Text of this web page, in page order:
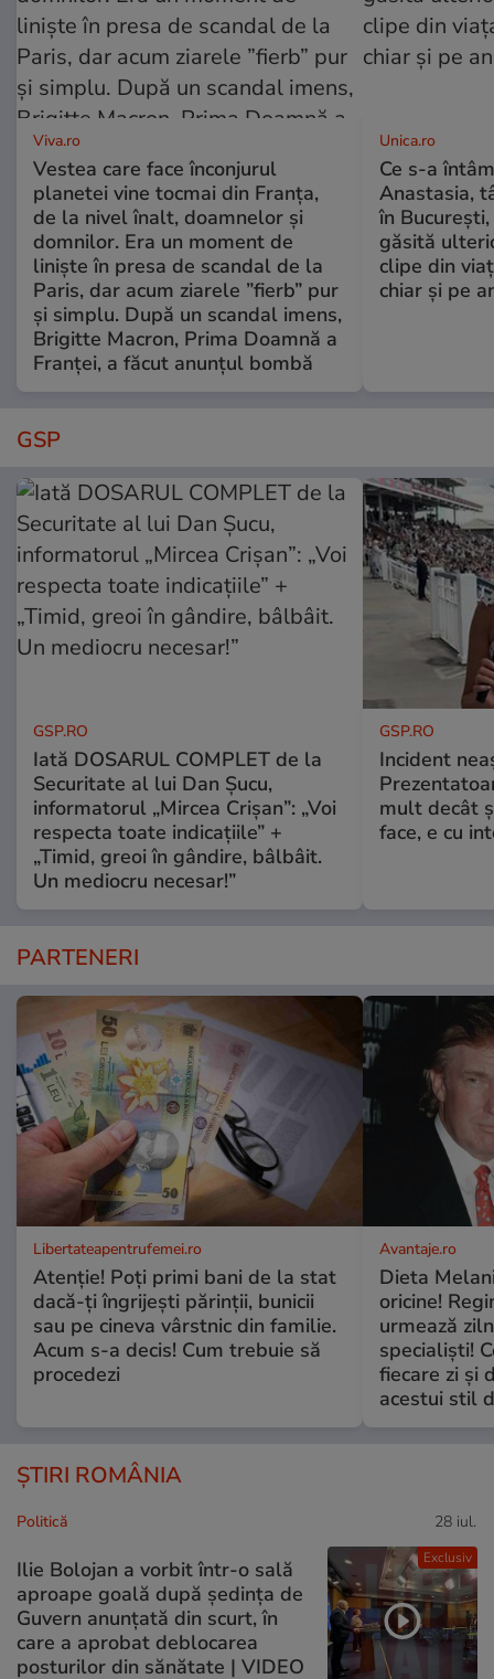
Viva.ro
Vestea care face înconjurul
planetei vine tocmai din Franța,
de la nivel înalt, doamnelor și
domnilor. Era un moment de
liniște în presa de scandal de la
Paris, dar acum ziarele ”fierb” pur
și simplu. După un scandal imens,
Brigitte Macron, Prima Doamnă a
Franței, a făcut anunțul bombă
Unica.ro
Ce s-a
Anastasia,
în
găsită
clipe din
chiar și pe
GSP
GSP.RO
Iată DOSARUL COMPLET de la
Securitate al lui Dan Șucu,
informatorul „Mircea Crișan”: „Voi
respecta toate indicațiile” +
„Timid, greoi în gândire, bâlbâit.
Un mediocru necesar!”
GSP.RO
Incident
mult decât
face, e cu
PARTENERI
Libertateapentrufemei.ro
Atenție! Poți primi bani de la stat
dacă-ți îngrijești părinții, bunicii
sau pe cineva vârstnic din familie.
Acum s-a decis! Cum trebuie să
procedezi
Avantaje.ro
Dieta
oricine!
urmează
specialiști!
fiecare zi și
acestui stil
ȘTIRI ROMÂNIA
Exclusiv
Politică 28 iul.
Ilie Bolojan a vorbit într-o sală
aproape goală după ședința de
Guvern anunțată din scurt, în
care a aprobat deblocarea
posturilor din sănătate | VIDEO